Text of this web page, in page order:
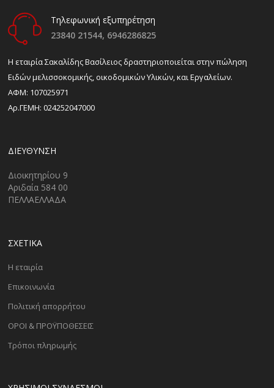
Τηλεφωνική εξυπηρέτηση
23840 21544, 6946286825
H εταιρία Σακαλίδης Βασίλειος δραστηριοποιείται στην πώληση
Ειδών μελισσοκομικής, οικοδομικών Υλικών, και Εργαλείων.
ΑΦΜ: 107025971
Αρ.ΓΕΜΗ: 024252047000
ΔΙΕΎΘΥΝΣΗ
Διοικητηρίου 9
Αριδαία 584 00
ΠΕΛΛΑΕΛΛΑΔΑ
ΣΧΕΤΙΚΑ
Η εταιρία
Επικοινωνία
Πολιτική απορρήτου
ΟΡΟΙ & ΠΡΟΫΠΟΘΕΣΕΙΣ
Τρόποι πληρωμής